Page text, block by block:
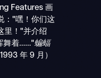
Features 画
："嘿！你们这
里！"并介绍
舞着......"蝙蝠
年 9 月）